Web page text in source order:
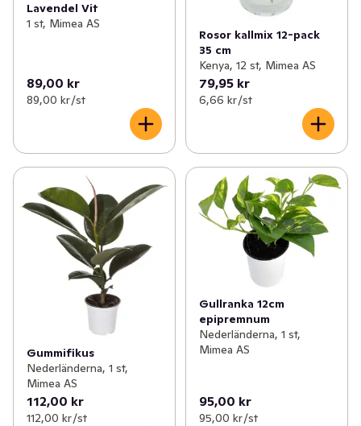
Lavendel Vit
1 st, Mimea AS
89,00 kr
89,00 kr /st
Rosor kallmix 12-pack
35 cm
Kenya, 12 st, Mimea AS
79,95 kr
6,66 kr /st
Gummifikus
Nederländerna, 1 st,
Mimea AS
112,00 kr
112,00 kr /st
Gullranka 12cm
epipremnum
Nederländerna, 1 st,
Mimea AS
95,00 kr
95,00 kr /st